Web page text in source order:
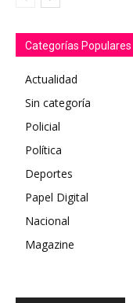
Categorías Populares
Actualidad
Sin categoría
Policial
Política
Deportes
Papel Digital
Nacional
Magazine